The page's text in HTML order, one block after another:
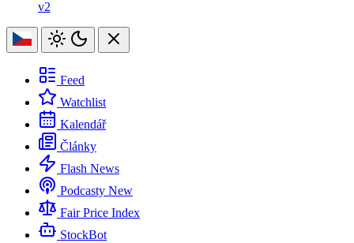
v2
Feed
Watchlist
Kalendář
Články
Flash News
Podcasty New
Fair Price Index
StockBot